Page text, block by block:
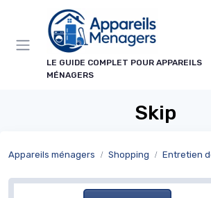
LE GUIDE COMPLET POUR APPAREILS
MÉNAGERS
Skip
Appareils ménagers Shopping Entretien
Panneau de gestion des cookies